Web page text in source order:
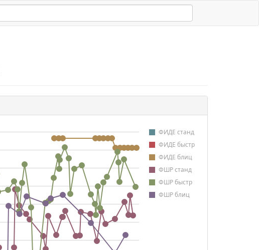
ФИДЕ станд
ФИДЕ быстр
ФИДЕ блиц
ФШР станд
ФШР быстр
ФШР блиц